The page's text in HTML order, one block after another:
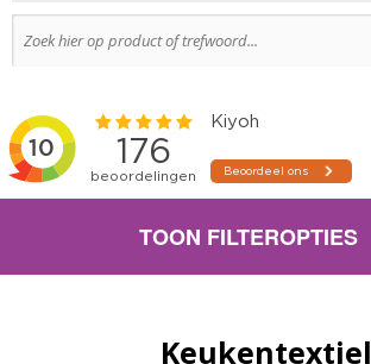
TOON FILTEROPTIES
Keukentextiel